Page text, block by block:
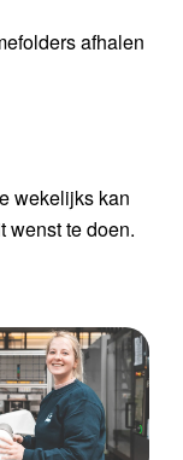
afhalen
wekelijks kan
wenst te doen.